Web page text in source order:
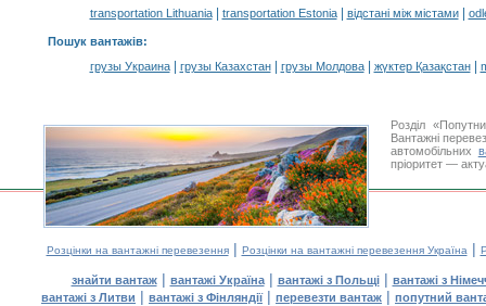
transportation Lithuania| transportation Estonia| відстані між містами|
Пошук вантажів:
грузы Украина| грузы Казахстан| грузы Молдова| жүктер Қазақстан|
Розділ
Вантажні
автомобільних
пріоритет —
Розцінки на вантажні перевезення| Розцінки на вантажні перевезення Україна |
знайти вантаж| вантажі Україна| вантажі з Польщі| вантажі з
вантажі з Литви | вантажі з Фінляндії| перевезти вантаж | попутний